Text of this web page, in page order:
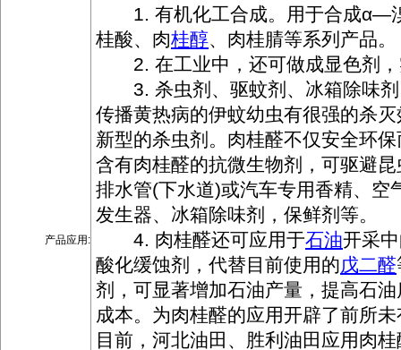
产品应用:
1. 有机化工合成。用于合成α—
桂酸、肉桂醇、肉桂腈等系列产品。
2. 在工业中，还可做成显色剂，
3. 杀虫剂、驱蚊剂、冰箱除味剂
传播黄热病的伊蚊幼虫有很强的杀
新型的杀虫剂。肉桂醛不仅安全环
含有肉桂醛的抗微生物剂，可驱避
排水管(下水道)或汽车专用香精、空
发生器、冰箱除味剂，保鲜剂等。
4. 肉桂醛还可应用于石油开采
酸化缓蚀剂，代替目前使用的戊二醛
剂，可显著增加石油产量，提高石
成本。为肉桂醛的应用开辟了前所
目前，河北油田、胜利油田应用肉